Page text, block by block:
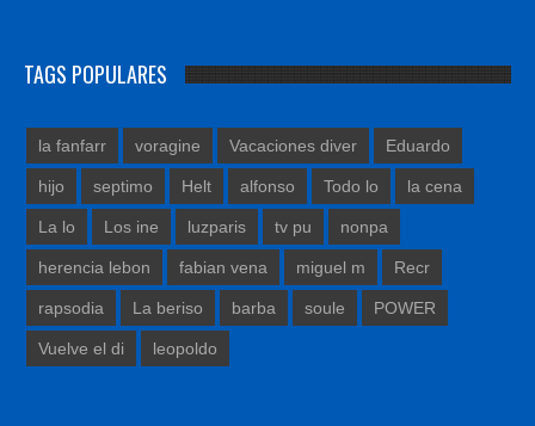
TAGS POPULARES
la fanfarr voragine Vacaciones diver Eduardo
hijo septimo Helt alfonso Todo lo la cena
La lo Los ine luzparis tv pu nonpa
herencia lebon fabian vena miguel m Recr
rapsodia La beriso barba soule POWER
Vuelve el di leopoldo